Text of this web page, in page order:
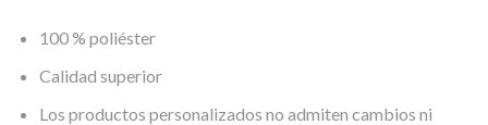
100 % poliéster
Calidad superior
Los productos personalizados no admiten cambios ni